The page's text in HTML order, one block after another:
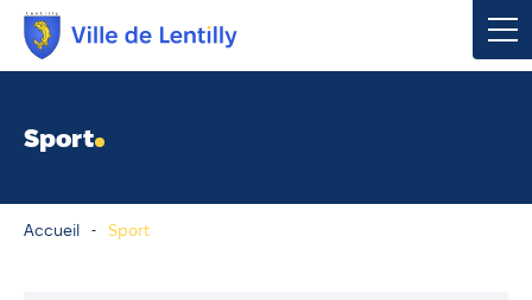
Sport
Accueil Sport
Urbanisme & Environnement